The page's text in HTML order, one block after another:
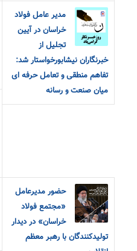
مدیر عامل فولاد
خراسان در آیین
تجلیل از
خبرنگاران نیشابورخواستار شد:
تفاهم منطقی و تعامل حرفه ای
میان صنعت و رسانه
حضور مدیرعامل
«مجتمع فولاد
خراسان» در دیدار
تولیدکنندگان با رهبر معظم